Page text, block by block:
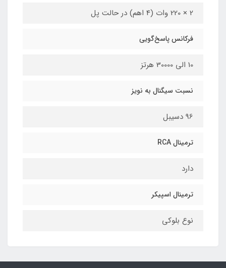
2 × 220 وات (4 اهم) در حالت پل
فرکانس پاسخ‌گویی
10 الی 30000 هرتز
نسبت سیگنال به نویز
96 دسیبل
ترمینال RCA
دارد
ترمینال اسپیکر
نوع بلوکی